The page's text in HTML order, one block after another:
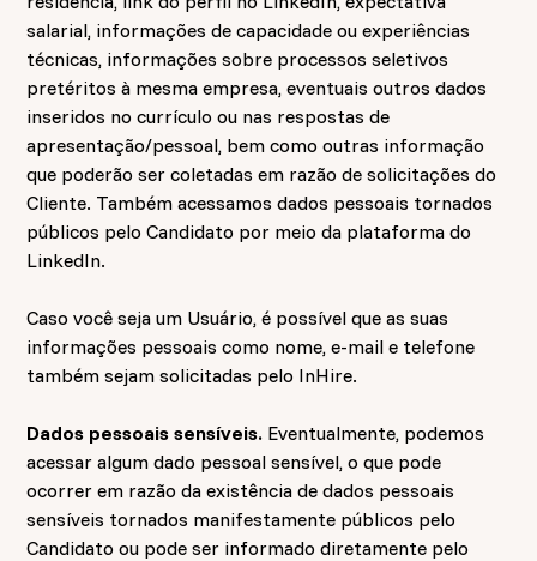
salarial, informações de capacidade ou experiências
técnicas, informações sobre processos seletivos
pretéritos à mesma empresa, eventuais outros dados
inseridos no currículo ou nas respostas de
apresentação/pessoal, bem como outras informação
que poderão ser coletadas em razão de solicitações do
Cliente. Também acessamos dados pessoais tornados
públicos pelo Candidato por meio da plataforma do
LinkedIn.
Caso você seja um Usuário, é possível que as suas
informações pessoais como nome, e-mail e telefone
também sejam solicitadas pelo InHire.
Dados pessoais sensíveis. Eventualmente, podemos
acessar algum dado pessoal sensível, o que pode
ocorrer em razão da existência de dados pessoais
sensíveis tornados manifestamente públicos pelo
Candidato ou pode ser informado diretamente pelo